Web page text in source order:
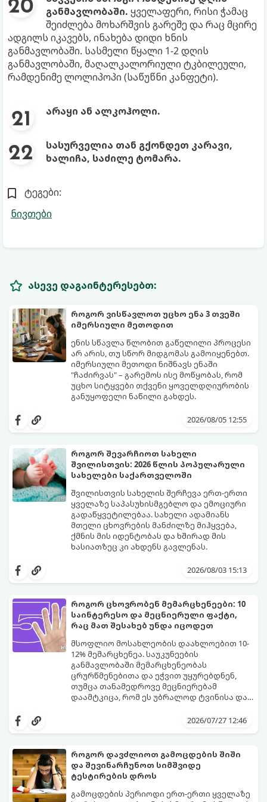
განმავლობაში. ყველაფერი, რისი ჭამაც
შეიძლება მოხარშვის გარეშე და რაც მცირე
ადგილს იკავებს, ინახება დიდი ხნის
განმავლობაში. სასმელი წყალი 1-2 დღის
განმავლობაში, მაღალკალორიული ტკბილეული,
რამდენიმე ლოლიპოპი (საწუწნი კანფეტი).
არაყი ან ალკოჰოლი.
სასურველია თან გქონდეთ კარავი,
ხალიჩა, საძილე ტომარა.
ტეგები:
ნივთები
ასევე დაგაინტერესებთ:
როგორ ვისწავლოთ უცხო ენა 3 თვეში
იმერსიული მეთოდით
ენის სწავლა წლობით გაწელილი პროცესი
არ არის, თუ სწორ მიდგომას გამოიყენებთ.
იმერსიული მეთოდი ნიშნავს ენაში
"ჩაძირვას" – გარემოს ისე მოწყობას, რომ
უცხო სიტყვები თქვენი ყოველდღიურობის
განუყოფელი ნაწილი გახდეს.
3 თვეში მნიშვნელოვან პროგრესს
2026/08/05 12:55
როგორ შევარჩიოთ სახელი
შვილისთვის: 2026 წლის პოპულარული
სახელები საქართველოში
შვილისთვის სახელის შერჩევა ერთ-ერთი
ყველაზე საპასუხისმგებლო და ემოციური
გადაწყვეტილებაა. სახელი ადამიანს
მთელი ცხოვრების მანძილზე მიჰყვება,
ქმნის მის იდენტობას და ხშირად მის
ხასიათზეც კი ახდენს გავლენას.
საგრძნობლად შეიცვალა: ტრადიციულ და
ჟღერად და თანამედროვე სახელებს.
2026/08/03 15:13
როგორ ცხოვრობენ მემარცხენეები: 10
საინტერესო და მეცნიერული ფაქტი,
რაც მათ შესახებ უნდა იცოდეთ
მსოფლიო მოსახლეობის დაახლოებით 10-
12% მემარცხენეა. საუკუნეების
განმავლობაში მემარცხენეობას
ცრურწმენებითა და ეჭვით უყურებდნენ,
თუმცა თანამედროვე მეცნიერებამ
დაამტკიცა, რომ ეს უბრალოდ ტვინისა და
ფაქტს იმის შესახებ, თუ როგორ მუშაობს
მათ ყოველდღიურ ცხოვრებაში.
2026/07/27 12:46
როგორ დავძლიოთ გამოცდების შიში
და შევინარჩუნოთ სიმშვიდე
ტესტირების დროს
გამოცდების პერიოდი ერთ-ერთი ყველაზე